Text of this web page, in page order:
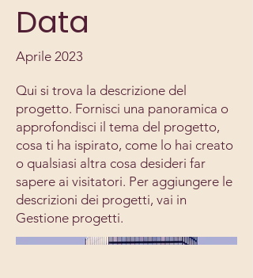
Data
Aprile 2023
Qui si trova la descrizione del
progetto. Fornisci una panoramica o
approfondisci il tema del progetto,
cosa ti ha ispirato, come lo hai creato
o qualsiasi altra cosa desideri far
sapere ai visitatori. Per aggiungere le
descrizioni dei progetti, vai in
Gestione progetti.